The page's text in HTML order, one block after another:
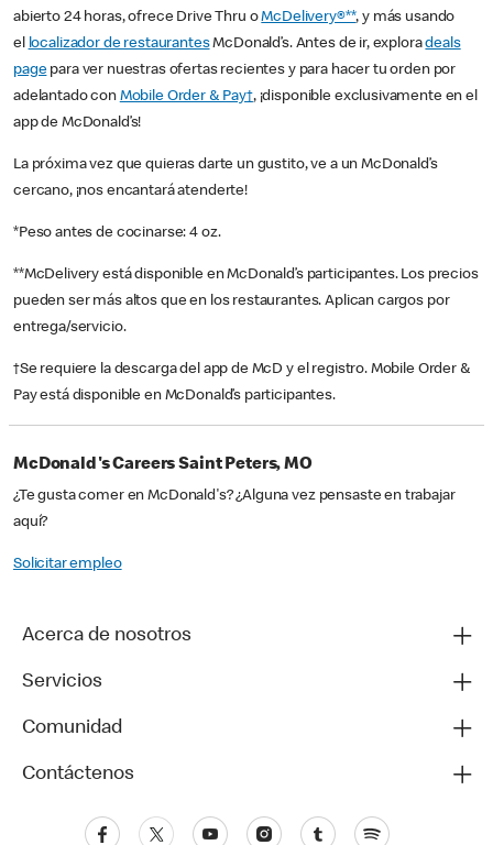
abierto 24 horas, ofrece Drive Thru oMcDelivery®**, y más usando
el localizador de restaurantesMcDonald’s. Antes de ir, exploradeals
pagepara ver nuestras ofertas recientes y para hacer tu orden por
adelantado con Mobile Order & Pay†, ¡disponible exclusivamente en el
app de McDonald’s!
La próxima vez que quieras darte un gustito, ve a un McDonald’s
cercano, ¡nos encantará atenderte!
*Peso antes de cocinarse: 4 oz.
**McDelivery está disponible en McDonald’s participantes. Los precios
pueden ser más altos que en los restaurantes. Aplican cargos por
entrega/servicio.
†Se requiere la descarga del app de McD y el registro. Mobile Order &
Pay está disponible en McDonald’s participantes.
McDonald's Careers Saint Peters, MO
¿Te gusta comer en McDonald's? ¿Alguna vez pensaste en trabajar
aquí?
Solicitar empleo
Acerca de nosotros
Servicios
Comunidad
Contáctenos